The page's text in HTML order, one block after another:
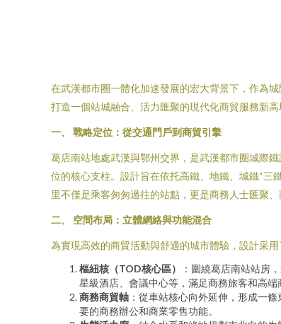
在武漢都市圈一體化加速發展的宏大背景下，作為
打造一個站城融合、活力匯聚的現代化商貿服務新高
一、 戰略定位：從交通門戶到商貿引擎
葛店南站地處武漢與鄂州交界，是武漢都市圈城際
位的核心支柱。設計旨在依托高鐵、地鐵、城鐵“三
里不僅是乘客匆匆過往的站點，更是商務人士匯聚
二、 空間布局：立體網絡與功能混合
為實現高效的商貿活動與舒適的城市體驗，設計采
樞紐核（TOD核心區）
：圍繞葛店南站站房
星級酒店、會議中心等，滿足商務旅客和高
商務商貿軸 ：從車站核心向外延伸，形成一
要的商務辦公和商業零售功能。